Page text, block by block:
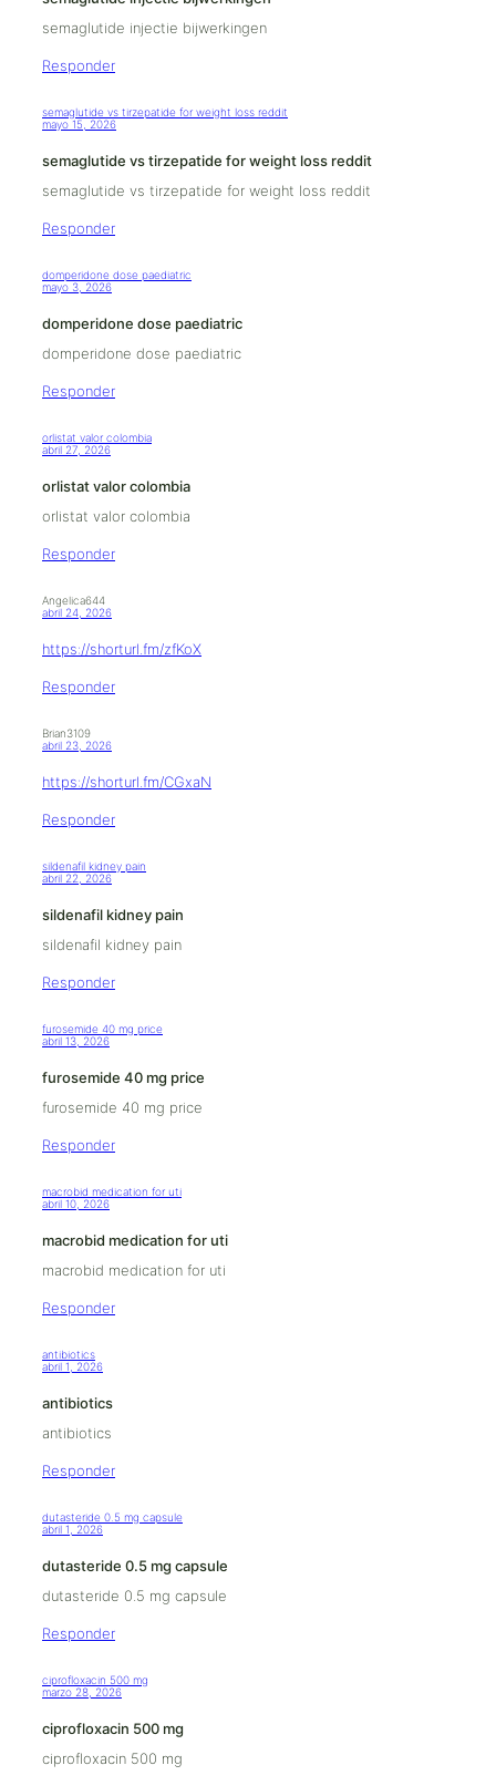
semaglutide injectie bijwerkingen
Responder
semaglutide vs tirzepatide for weight loss reddit
mayo 15, 2026
semaglutide vs tirzepatide for weight loss reddit
semaglutide vs tirzepatide for weight loss reddit
Responder
domperidone dose paediatric
mayo 3, 2026
domperidone dose paediatric
domperidone dose paediatric
Responder
orlistat valor colombia
abril 27, 2026
orlistat valor colombia
orlistat valor colombia
Responder
Angelica644
abril 24, 2026
https://shorturl.fm/zfKoX
Responder
Brian3109
abril 23, 2026
https://shorturl.fm/CGxaN
Responder
sildenafil kidney pain
abril 22, 2026
sildenafil kidney pain
sildenafil kidney pain
Responder
furosemide 40 mg price
abril 13, 2026
furosemide 40 mg price
furosemide 40 mg price
Responder
macrobid medication for uti
abril 10, 2026
macrobid medication for uti
macrobid medication for uti
Responder
antibiotics
abril 1, 2026
antibiotics
antibiotics
Responder
dutasteride 0.5 mg capsule
abril 1, 2026
dutasteride 0.5 mg capsule
dutasteride 0.5 mg capsule
Responder
ciprofloxacin 500 mg
marzo 28, 2026
ciprofloxacin 500 mg
ciprofloxacin 500 mg